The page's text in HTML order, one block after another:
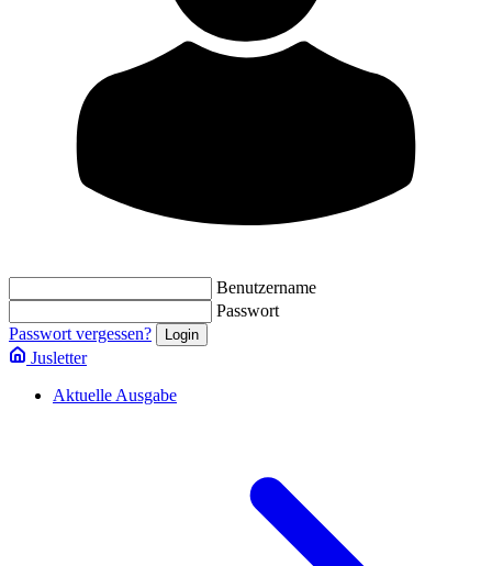
Benutzername
Passwort
Passwort vergessen?
Jusletter
Aktuelle Ausgabe